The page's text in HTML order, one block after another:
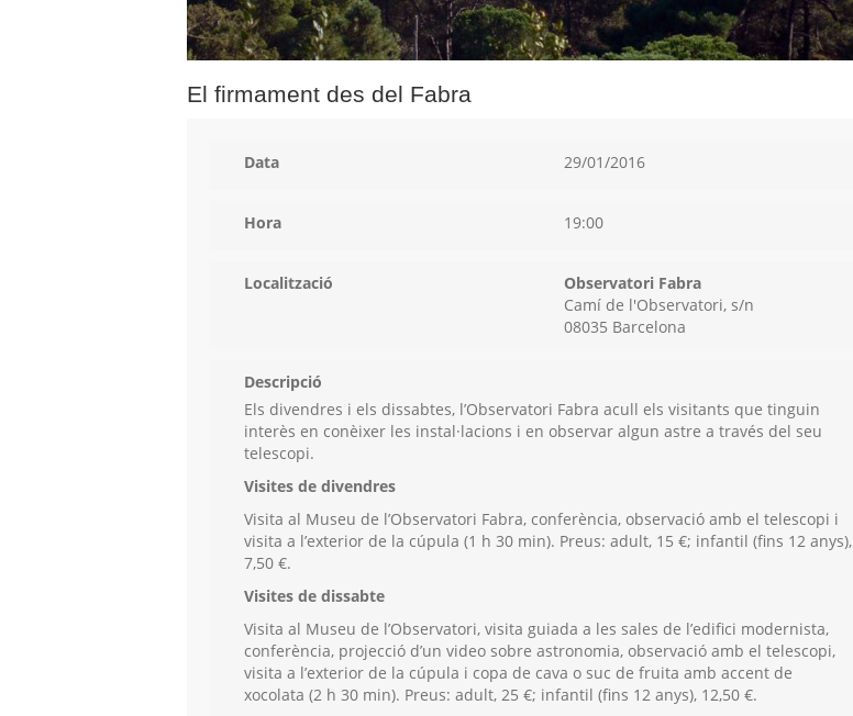
El firmament des del Fabra
Data 29/01/2016
Hora 19:00
Localització
Observatori Fabra
Camí de l'Observatori, s/n
08035 Barcelona
Descripció
Els divendres i els dissabtes, l’Observatori Fabra acull els visitants que tinguin
interès en conèixer les instal·lacions i en observar algun astre a través del seu
telescopi.
Visites de divendres
Visita al Museu de l’Observatori Fabra, conferència, observació amb el telescopi i
visita a l’exterior de la cúpula (1 h 30 min). Preus: adult, 15 €; infantil (fins 12 anys),
7,50 €.
Visites de dissabte
Visita al Museu de l’Observatori, visita guiada a les sales de l’edifici modernista,
conferència, projecció d’un video sobre astronomia, observació amb el telescopi,
visita a l’exterior de la cúpula i copa de cava o suc de fruita amb accent de
xocolata (2 h 30 min). Preus: adult, 25 €; infantil (fins 12 anys), 12,50 €.